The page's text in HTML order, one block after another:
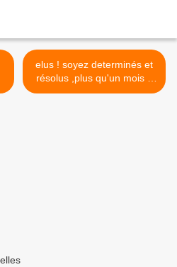
elus ! soyez determinés et
résolus ,plus qu'un mois a
tenir ! >